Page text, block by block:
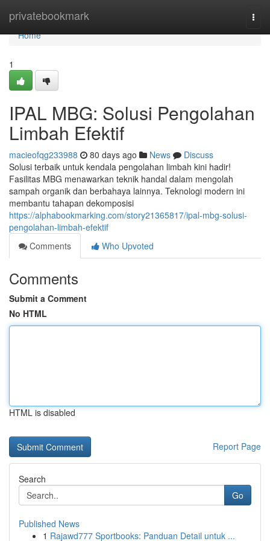
privatebookmark
Home
Home
1
IPAL MBG: Solusi Pengolahan
Limbah Efektif
macieofqg233988 80 days ago News
Discuss
Solusi terbaik untuk kendala pengolahan limbah kini hadir!
Fasilitas MBG menawarkan teknik handal dalam mengolah
sampah organik dan berbahaya lainnya. Teknologi modern ini
membantu tahapan dekomposisi
https://alphabookmarking.com/story21365817/ipal-mbg-solusi-
pengolahan-limbah-efektif
Comments
Who Upvoted
Comments
Submit a Comment
No HTML
HTML is disabled
Report Page
Search
Go
Published News
1 Rajawd777 Sportbooks: Panduan Detail untuk ...